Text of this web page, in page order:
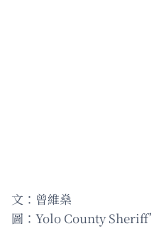
文：曾維燊
圖：Yolo County